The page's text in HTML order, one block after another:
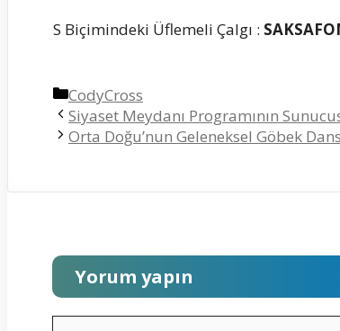
S Biçimindeki Üflemeli Çalgı :
Kategoriler
CodyCross
Siyaset Meydanı Programının
Orta Doğu’nun Geleneksel Göbek
Yorum yapın